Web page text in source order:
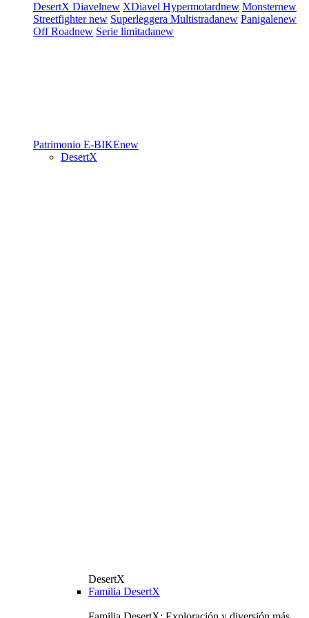
DesertX Diavelnew XDiavel Hypermotardnew Monsternew
Streetfighternew Superleggera Multistradanew Panigalenew
Off Roadnew Serie limitadanew
Patrimonio E-BIKEnew
DesertX
DesertX
Familia DesertX